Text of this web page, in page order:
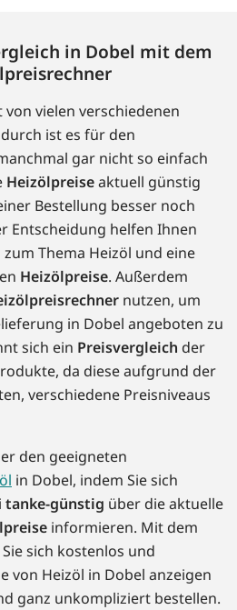
in Dobel mit dem
von vielen verschiedenen
ist es für den
gar nicht so einfach
Heizölpreiseaktuell günstig
Bestellung besser noch
Entscheidung helfen Ihnen
Thema Heizöl und eine
Heizölpreise. Außerdem
nutzen, um
in Dobel angeboten zu
sich ein Preisvergleich der
da diese aufgrund der
verschiedene Preisniveaus
den geeigneten
in Dobel, indem Sie sich
tanke-günstig über die aktuelle
informieren. Mit dem
sich kostenlos und
von Heizöl in Dobel anzeigen
ganz unkompliziert bestellen.